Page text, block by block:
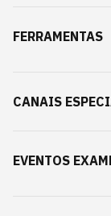
FERRAMENTAS
CANAIS
EVENTOS